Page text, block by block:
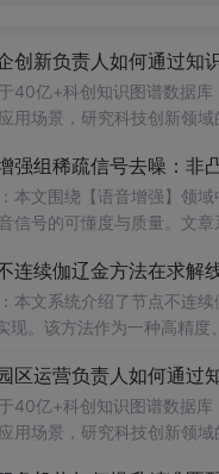
创新负责人如何通过知
40亿+科创知识图谱数据
用场景，研究科技创新领
强组稀疏信号去噪：非
本文围绕【语音增强】领
信号的可懂度与质量。文
处理、稀疏系数求解、去
同时显著增强了去噪性能，尤其适用于低
熟悉稀疏表示与最优化方
项目中的教学案例，帮助
他稀疏恢复问题中的性能优势提供理论依据与实
凸正则项的设计动机及其
连续伽辽金方法在求解
本文系统介绍了节点不连
现。该方法作为一种高精度
Kutta方法）以及边界
波、避免非物理振荡及保
区运营负责人如何通过
40亿+科创知识图谱数据
用场景，研究科技创新领